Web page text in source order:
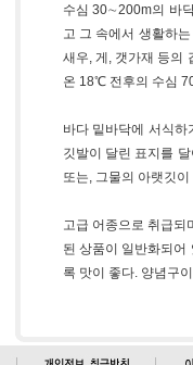
수심 30∼200m의 바
고 그 속에서 생활하
새우, 게, 갯가재 등의
온 18℃ 전후의 수심
바다 밑바닥에 서식
깃발이 달린 표지를
또는, 그물의 아랫깃
고급 어종으로 취급되
된 상품이 일반화되어
록 맛이 좋다. 양념구